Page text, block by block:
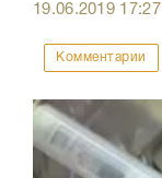
19.06.2019 17:27
Комментарии